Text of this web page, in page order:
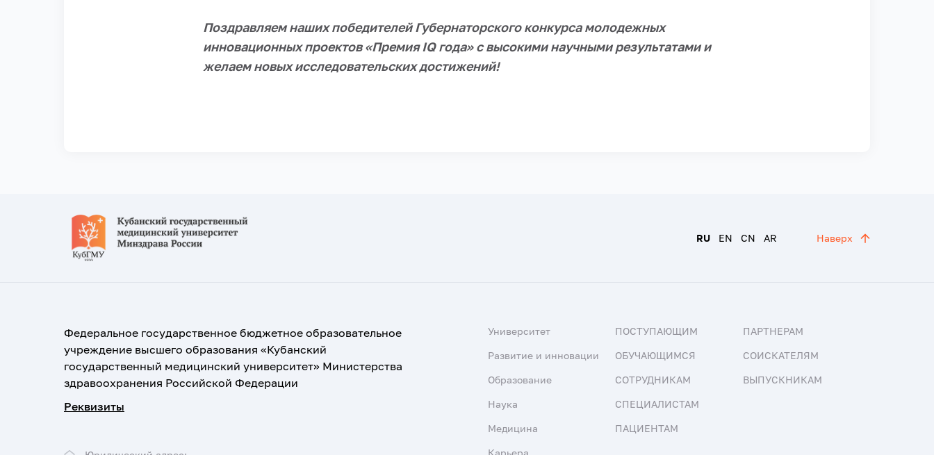
Поздравляем наших победителей Губернаторского конкурса молодежных
инновационных проектов «Премия IQ года» с высокими научными результатами и
желаем новых исследовательских достижений!
RU EN CN AR Наверх
Федеральное государственное бюджетное образовательное
учреждение высшего образования «Кубанский
государственный медицинский университет» Министерства
здравоохранения Российской Федерации
Реквизиты
Университет
Развитие и инновации
Образование
Наука
Медицина
ПОСТУПАЮЩИМ
ОБУЧАЮЩИМСЯ
СОТРУДНИКАМ
СПЕЦИАЛИСТАМ
ПАЦИЕНТАМ
ПАРТНЕРАМ
СОИСКАТЕЛЯМ
ВЫПУСКНИКАМ